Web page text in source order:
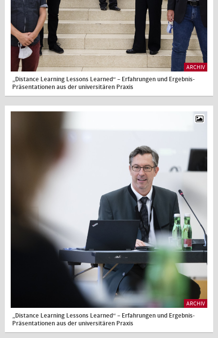
ARCHIV
„Distance Learning Lessons Learned“ – Erfahrungen und Ergebnis-
Präsentationen aus der universitären Praxis
ARCHIV
„Distance Learning Lessons Learned“ – Erfahrungen und Ergebnis-
Präsentationen aus der universitären Praxis